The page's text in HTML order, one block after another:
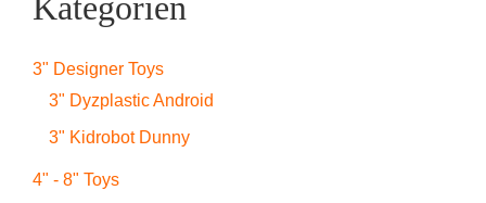
3" Designer Toys
3" Dyzplastic Android
3" Kidrobot Dunny
4" - 8" Toys